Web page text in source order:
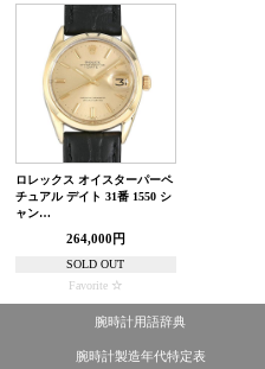
ロレックス オイスターパーペ
チュアル デイト 31番 1550 シ
ャン…
264,000円
SOLD OUT
Favorite
腕時計用語辞典
腕時計製造年代特定表